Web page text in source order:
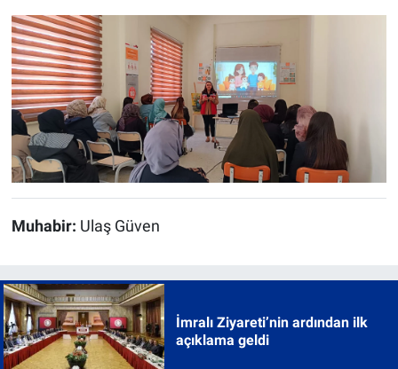
Muhabir: Ulaş Güven
İmralı Ziyareti’nin ardından ilk
açıklama geldi